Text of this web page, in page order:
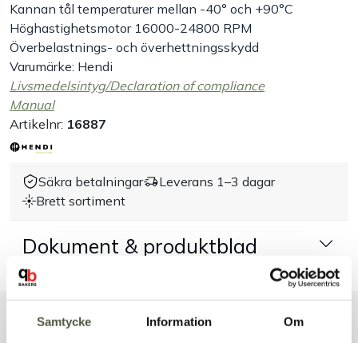
Samtycke Information Om
Handla efter bransch
Varumärken
Outlet
Om Bakers
Kundtjänst
Kontakt
Kannan tål temperaturer mellan -40° och +90°C
Höghastighetsmotor 16000-24800 RPM
Överbelastnings- och överhettningsskydd
Varumärke: Hendi
Livsmedelsintyg/Declaration of compliance
Manual
Artikelnr: 16887
Säkra betalningar
Leverans 1–3 dagar
Brett sortiment
Dokument & produktblad
Liknande produkter